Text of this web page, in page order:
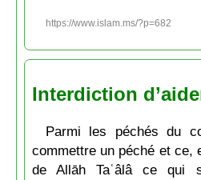
https://www.islam.ms/?p=682
Interdiction
Parmi les péchés du
commettre un péché et ce,
de Allāh Taʿâlâ ce qui